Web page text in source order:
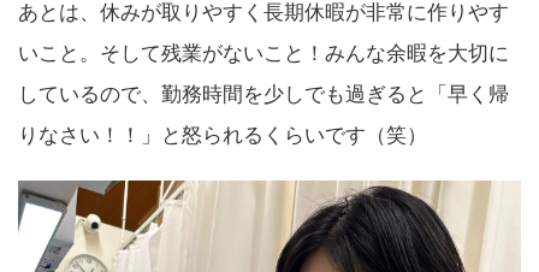
あとは、休みが取りやすく長期休暇が非常に作りやす
いこと。そして残業がないこと！みんな余暇を大切に
しているので、勤務時間を少しでも過ぎると「早く帰
りなさい！！」と怒られるくらいです（笑）